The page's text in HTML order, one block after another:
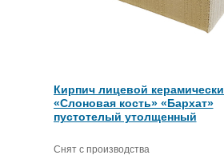
Кирпич лицевой
«Слоновая кость» «Бархат»
пустотелый утолщенный
Снят с производства